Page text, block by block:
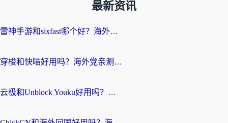
最新资讯
雷神手游和sixfast哪个好？海外党亲测3款回国加速器，教你选对不踩坑
穿梭和快喵好用吗？海外党亲测：小众加速器对比+番茄加速器深度体验
云极和Unblock Youku好用吗？海外党亲测+2026回国加速器避坑指南